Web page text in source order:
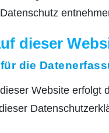
dieser
die
Website erfolgt